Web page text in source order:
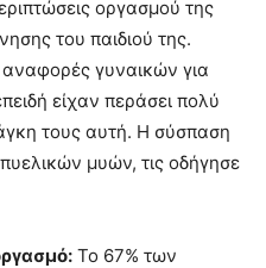
οργασμού της
του παιδιού της.
γυναικών για
είχαν περάσει πολύ
τους αυτή. Η σύσπαση
μυών, τις οδήγησε
Το 67% των